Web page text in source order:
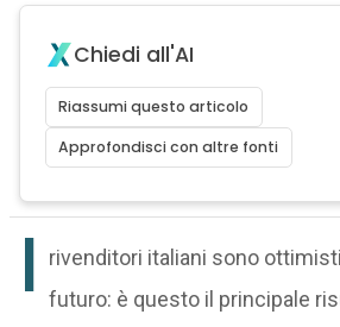
Chiedi all'AI
Riassumi questo articolo
Approfondisci con altre fonti
I
rivenditori italiani sono
futuro: è questo il principale